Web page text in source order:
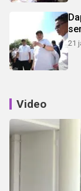
21
Video